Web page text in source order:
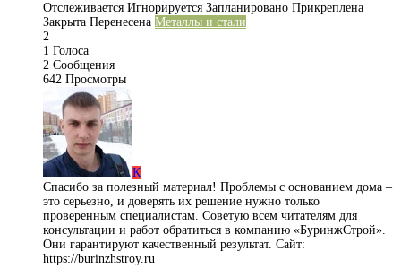
Отслеживается Игнорируется Запланировано Прикреплена
Закрыта Перенесена Металлы и стали
2
1 Голоса
2 Сообщения
642 Просмотры
К
Спасибо за полезный материал! Проблемы с основанием дома –
это серьезно, и доверять их решение нужно только
проверенным специалистам. Советую всем читателям для
консультации и работ обратиться в компанию «БуринжСтрой».
Они гарантируют качественный результат. Сайт:
https://burinzhstroy.ru